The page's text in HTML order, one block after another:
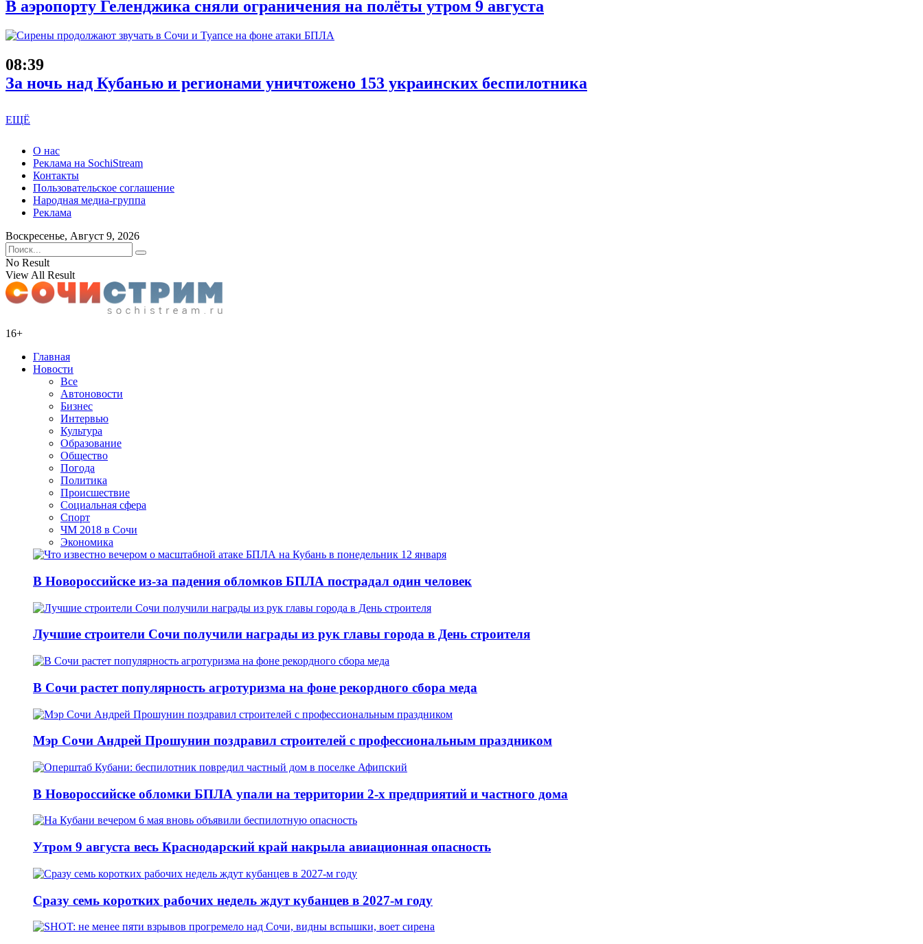
В аэропорту Геленджика сняли ограничения на полёты утром 9 августа
08:39
За ночь над Кубанью и регионами уничтожено 153 украинских беспилотника
ЕЩЁ
О нас
Реклама на SochiStream
Контакты
Пользовательское соглашение
Народная медиа-группа
Реклама
Воскресенье, Август 9, 2026
No Result
View All Result
16+
Главная
Новости
Все
Автоновости
Бизнес
Интервью
Культура
Образование
Общество
Погода
Политика
Происшествие
Социальная сфера
Спорт
ЧМ 2018 в Сочи
Экономика
В Новороссийске из-за падения обломков БПЛА пострадал один человек
Лучшие строители Сочи получили награды из рук главы города в День строителя
В Сочи растет популярность агротуризма на фоне рекордного сбора меда
Мэр Сочи Андрей Прошунин поздравил строителей с профессиональным праздником
В Новороссийске обломки БПЛА упали на территории 2-х предприятий и частного дома
Утром 9 августа весь Краснодарский край накрыла авиационная опасность
Сразу семь коротких рабочих недель ждут кубанцев в 2027-м году